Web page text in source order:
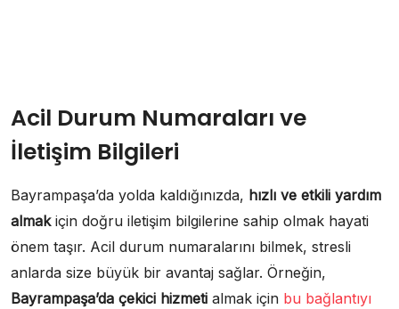
Acil Durum Numaraları ve
İletişim Bilgileri
Bayrampaşa’da yolda kaldığınızda, hızlı ve etkili yardım
almakiçin doğru iletişim bilgilerine sahip olmak hayati
önem taşır. Acil durum numaralarını bilmek, stresli
anlarda size büyük bir avantaj sağlar. Örneğin,
Bayrampaşa’da çekici hizmeti almak için bu bağlantıyı